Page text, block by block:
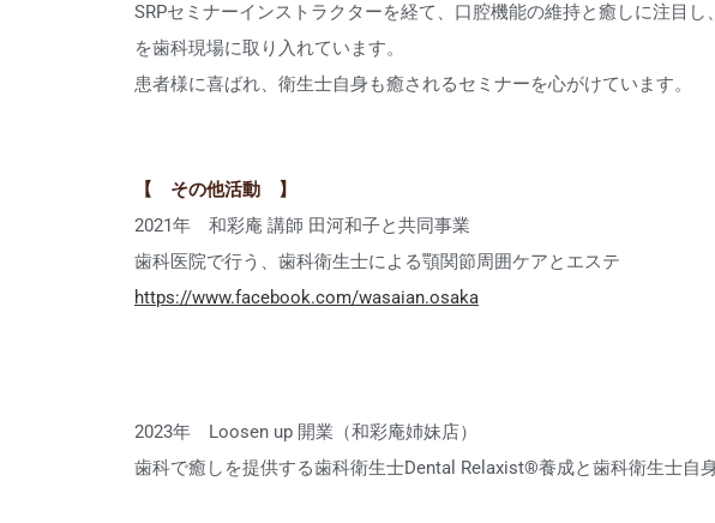
SRPセミナーインストラクターを経て、口腔機能の維持と癒しに注目
を歯科現場に取り入れています。
患者様に喜ばれ、衛生士自身も癒されるセミナーを心がけています。
【 その他活動 】
2021年 和彩庵 講師 田河和子と共同事業
歯科医院で行う、歯科衛生士による顎関節周囲ケアとエステ
https://www.facebook.com/wasaian.osaka
2023年 Loosen up 開業（和彩庵姉妹店）
歯科で癒しを提供する歯科衛生士Dental Relaxist®️養成と歯科衛生士自